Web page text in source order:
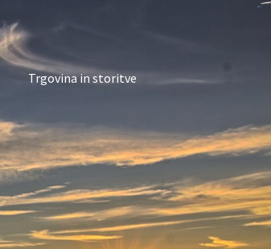
Trgovina in storitve